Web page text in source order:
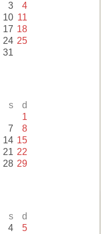
3 4
10 11
17 18
24 25
31
s d
1
7 8
14 15
21 22
28 29
s d
4 5